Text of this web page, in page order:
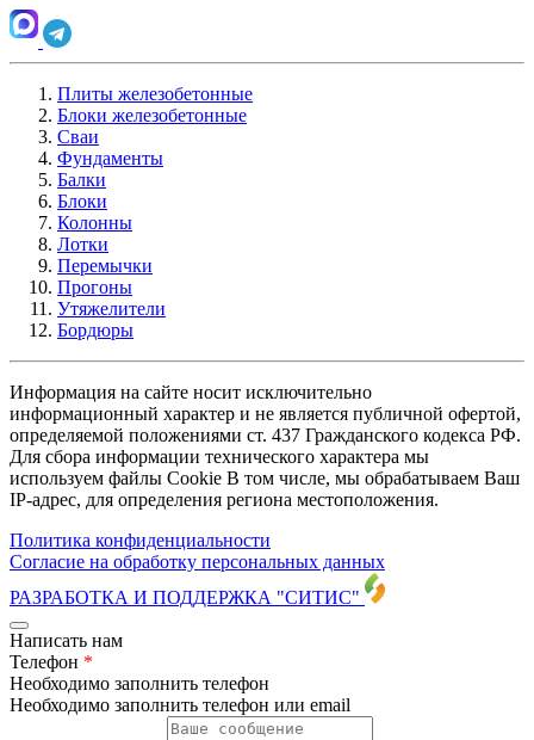
Плиты железобетонные
Блоки железобетонные
Сваи
Фундаменты
Балки
Блоки
Колонны
Лотки
Перемычки
Прогоны
Утяжелители
Бордюры
Информация на сайте носит исключительно
информационный характер и не является публичной офертой,
определяемой положениями ст. 437 Гражданского кодекса РФ.
Для сбора информации технического характера мы
используем файлы Cookie В том числе, мы обрабатываем Ваш
IP-адрес, для определения региона местоположения.
Политика конфиденциальности
Согласие на обработку персональных данных
РАЗРАБОТКА И ПОДДЕРЖКА "СИТИС"
Написать нам
Телефон *
Необходимо заполнить телефон
Необходимо заполнить телефон или email